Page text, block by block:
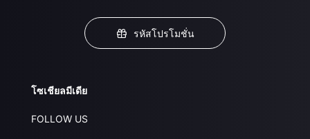
รหัสโปรโมชั่น
โซเชียลมีเดีย
FOLLOW US